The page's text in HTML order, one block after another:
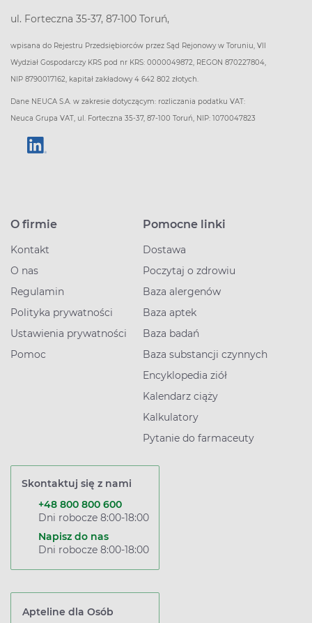
ul. Forteczna 35-37, 87-100 Toruń,
wpisana do Rejestru Przedsiębiorców przez Sąd Rejonowy w Toruniu, VII
Wydział Gospodarczy KRS pod nr KRS: 0000049872, REGON 870227804,
NIP 8790017162, kapitał zakładowy 4 642 802 złotych.
Dane NEUCA S.A. w zakresie dotyczącym: rozliczania podatku VAT:
Neuca Grupa VAT, ul. Forteczna 35-37, 87-100 Toruń, NIP: 1070047823
O firmie
Kontakt
O nas
Regulamin
Polityka prywatności
Ustawienia prywatności
Pomoc
Pomocne linki
Dostawa
Poczytaj o zdrowiu
Baza alergenów
Baza aptek
Baza badań
Baza substancji czynnych
Encyklopedia ziół
Kalendarz ciąży
Kalkulatory
Pytanie do farmaceuty
Skontaktuj się z nami
+48 800 800 600
Dni robocze 8:00-18:00
Napisz do nas
Dni robocze 8:00-18:00
Apteline dla Osób